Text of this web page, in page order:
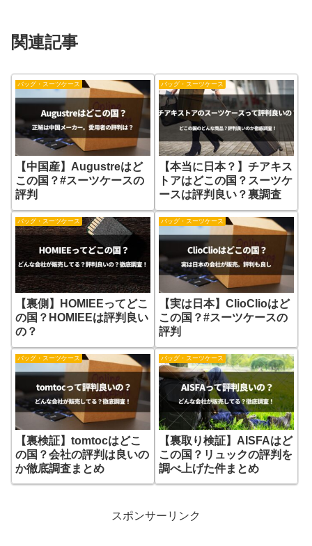
関連記事
バッグ・スーツケース
【中国産】Augustreはど
この国？#スーツケースの
評判
バッグ・スーツケース
【本当に日本？】チアキス
トアはどこの国？スーツケ
ースは評判良い？裏調査
バッグ・スーツケース
【裏側】HOMIEEってどこ
の国？HOMIEEは評判良い
の？
バッグ・スーツケース
【実は日本】ClioClioはど
この国？#スーツケースの
評判
バッグ・スーツケース
【裏検証】tomtocはどこ
の国？会社の評判は良いの
か徹底調査まとめ
バッグ・スーツケース
【裏取り検証】AISFAはど
この国？リュックの評判を
調べ上げた件まとめ
スポンサーリンク